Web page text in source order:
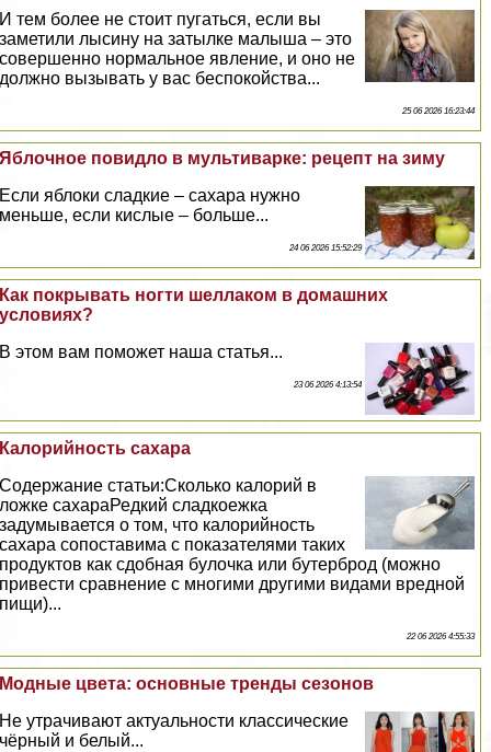
И тем более не стоит пугаться, если вы
заметили лысину на затылке малыша – это
совершенно нормальное явление, и оно не
должно вызывать у вас беспокойства...
25 06 2026 16:23:44
Яблочное повидло в мультиварке: рецепт на зиму
Если яблоки сладкие – сахара нужно
меньше, если кислые – больше...
24 06 2026 15:52:29
Как покрывать ногти шеллаком в домашних
условиях?
В этом вам поможет наша статья...
23 06 2026 4:13:54
Калорийность сахара
Содержание статьи:Сколько калорий в
ложке сахараРедкий сладкоежка
задумывается о том, что калорийность
сахара сопоставима с показателями таких
продуктов как сдобная булочка или бутерброд (можно
привести сравнение с многими другими видами вредной
пищи)...
22 06 2026 4:55:33
Модные цвета: основные тренды сезонов
Не утрачивают актуальности классические
чёрный и белый...